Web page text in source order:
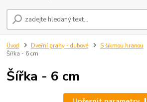
Úvod Dveřní prahy - dubové S šikmou hranou
Šířka - 6 cm
Šířka - 6 cm